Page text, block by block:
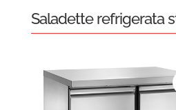
Saladette refrigerata